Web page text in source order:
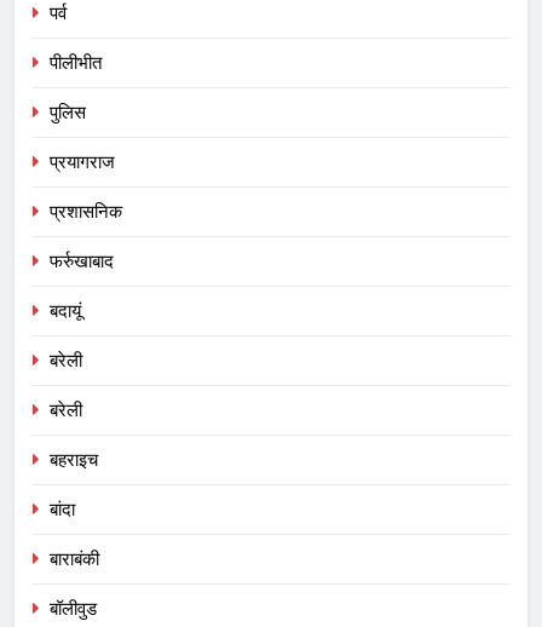
पर्व
पीलीभीत
पुलिस
प्रयागराज
प्रशासनिक
फर्रुखाबाद
बदायूं
बरेली
बरेली
बहराइच
बांदा
बाराबंकी
बॉलीवुड